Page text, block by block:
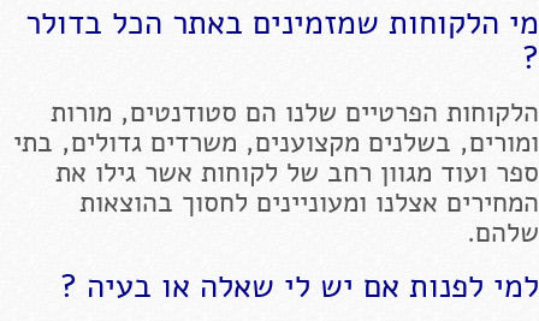
מי הלקוחות שמזמינים באתר הכל בדולר
?
הלקוחות הפרטיים שלנו הם סטודנטים, מורות
ומורים, בשלנים מקצוענים, משרדים גדולים, בתי
ספר ועוד מגוון רחב של לקוחות אשר גילו את
המחירים אצלנו ומעוניינים לחסוך בהוצאות
שלהם.
למי לפנות אם יש לי שאלה או בעיה ?